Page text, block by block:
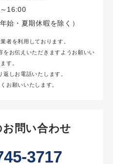
16:00
始・夏期休暇を除く）
者を利用しております。
をお伝えいただきますようお願いい
す。
しお電話いたします。
お願いいたします。
お問い合わせ
3717